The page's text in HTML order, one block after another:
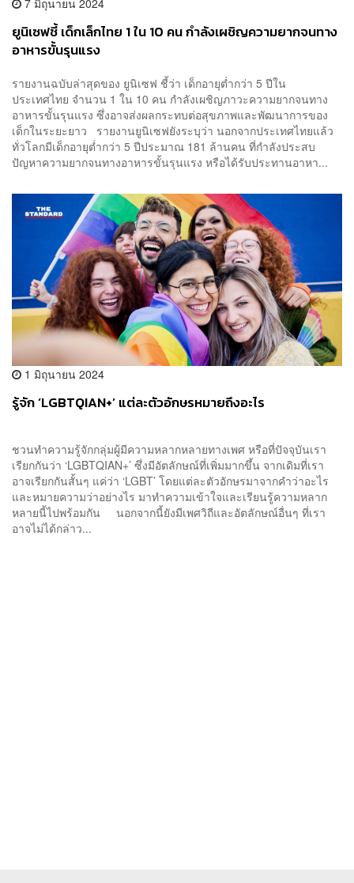
7 มิถุนายน 2024
ยูนิเซฟชี้ เด็กเล็กไทย 1 ใน 10 คน กำลังเผชิญความยากจนทาง
อาหารขั้นรุนแรง
รายงานฉบับล่าสุดของ ยูนิเซฟ ชี้ว่า เด็กอายุต่ำกว่า 5 ปีใน
ประเทศไทย จำนวน 1 ใน 10 คน กำลังเผชิญภาวะความยากจนทาง
อาหารขั้นรุนแรง ซึ่งอาจส่งผลกระทบต่อสุขภาพและพัฒนาการของ
เด็กในระยะยาว รายงานยูนิเซฟยังระบุว่า นอกจากประเทศไทยแล้ว
ทั่วโลกมีเด็กอายุต่ำกว่า 5 ปีประมาณ 181 ล้านคน ที่กำลังประสบ
ปัญหาความยากจนทางอาหารขั้นรุนแรง หรือได้รับประทานอาหา...
1 มิถุนายน 2024
รู้จัก ‘LGBTQIAN+’ แต่ละตัวอักษรหมายถึงอะไร
ชวนทำความรู้จักกลุ่มผู้มีความหลากหลายทางเพศ หรือที่ปัจจุบันเรา
เรียกกันว่า ‘LGBTQIAN+’ ซึ่งมีอัตลักษณ์ที่เพิ่มมากขึ้น จากเดิมที่เรา
อาจเรียกกันสั้นๆ แค่ว่า ‘LGBT’ โดยแต่ละตัวอักษรมาจากคำว่าอะไร
และหมายความว่าอย่างไร มาทำความเข้าใจและเรียนรู้ความหลาก
หลายนี้ไปพร้อมกัน นอกจากนี้ยังมีเพศวิถีและอัตลักษณ์อื่นๆ ที่เรา
อาจไม่ได้กล่าว...